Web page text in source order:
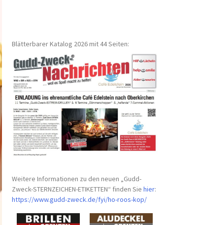
Blätterbarer Katalog 2026 mit 44 Seiten:
Weitere Informationen zu den neuen „Gudd-
Zweck-STERNZEICHEN-ETIKETTEN“ finden Siehier:
https://www.gudd-zweck.de/fyi/ho-roos-kop/